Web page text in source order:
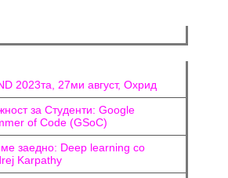
2023та, 27ми август, Охрид
за Студенти: Google
of Code (GSoC)
заедно: Deep learning со
Karpathy